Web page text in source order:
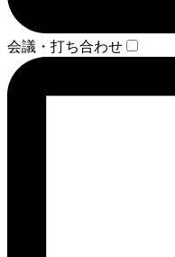
会議・打ち合わせ